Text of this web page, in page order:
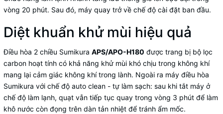
vòng 20 phút. Sau đó, máy quay trở về chế độ cài đặt ban đầu.
Diệt khuẩn khử mùi hiệu quả
Điều hòa 2 chiều Sumikura APS/APO-H180 được trang bị bộ lọc
carbon hoạt tính có khả năng khử mùi khó chịu trong không khí
mang lại cảm giác không khí trong lành. Ngoài ra máy điều hòa
Sumikura với chế độ auto clean - tự làm sạch: sau khi tắt máy ở
chế độ làm lạnh, quạt vẫn tiếp tục quay trong vòng 3 phút để làm
khô nước còn đọng trên dàn tản nhiệt để tránh ẩm mốc.